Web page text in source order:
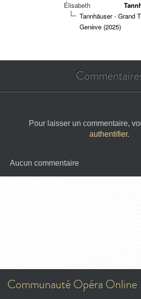
Élisabeth
Tannhäuser - Grand
Genève (2025)
Pour laisser un commentaire,
authentifier.
Aucun commentaire
Communauté Opéra Online